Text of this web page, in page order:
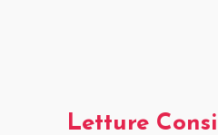
Letture